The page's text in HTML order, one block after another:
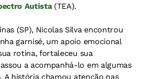
Autista(TEA).
(SP), Nicolas Silva encontrou
garnisé, um apoio emocional
rotina, fortaleceu sua
a acompanhá-lo em algumas
A história chamou atenção nas